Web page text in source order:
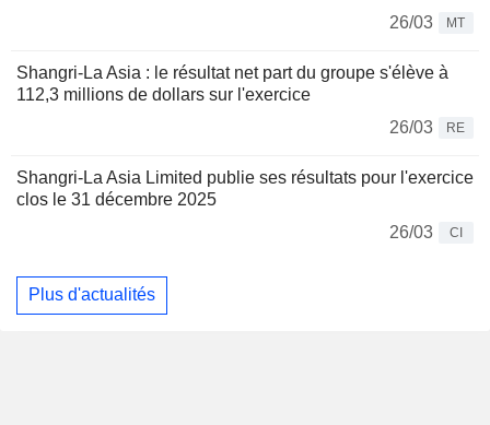
26/03
MT
Shangri-La Asia : le résultat net part du groupe s'élève à
112,3 millions de dollars sur l'exercice
26/03
RE
Shangri-La Asia Limited publie ses résultats pour l'exercice
clos le 31 décembre 2025
26/03
CI
Plus d'actualités